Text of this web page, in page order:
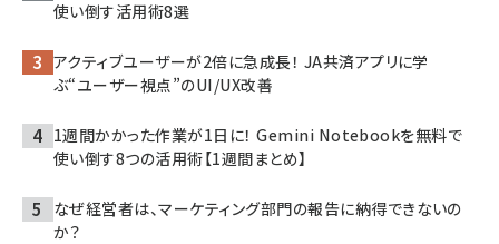
使い倒す活用術8選
アクティブユーザーが2倍に急成長！ JA共済アプリに学
ぶ“ユーザー視点”のUI/UX改善
1週間かかった作業が1日に！ Gemini Notebookを無料で
使い倒す8つの活用術【1週間まとめ】
なぜ経営者は、マーケティング部門の報告に納得できないの
か？